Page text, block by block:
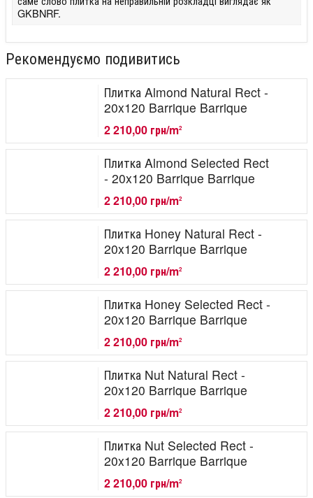
GKBNRF.
Рекомендуємо подивитись
Плитка Almond Natural Rect -
20x120 Barrique Barrique
2 210,00 грн/m2
Плитка Almond Selected Rect
- 20x120 Barrique Barrique
2 210,00 грн/m2
Плитка Honey Natural Rect -
20x120 Barrique Barrique
2 210,00 грн/m2
Плитка Honey Selected Rect -
20x120 Barrique Barrique
2 210,00 грн/m2
Плитка Nut Natural Rect -
20x120 Barrique Barrique
2 210,00 грн/m2
Плитка Nut Selected Rect -
20x120 Barrique Barrique
2 210,00 грн/m2